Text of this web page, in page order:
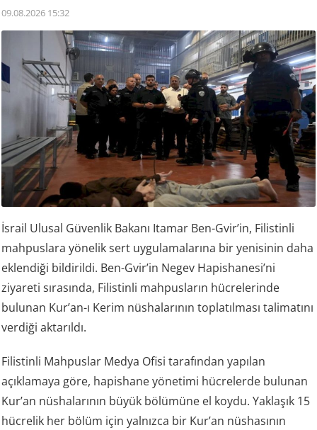
09.08.2026 15:32
İsrail Ulusal Güvenlik Bakanı Itamar Ben-Gvir’in, Filistinli
mahpuslara yönelik sert uygulamalarına bir yenisinin daha
eklendiği bildirildi. Ben-Gvir’in Negev Hapishanesi’ni
ziyareti sırasında, Filistinli mahpusların hücrelerinde
bulunan Kur’an-ı Kerim nüshalarının toplatılması talimatını
verdiği aktarıldı.
Filistinli Mahpuslar Medya Ofisi tarafından yapılan
açıklamaya göre, hapishane yönetimi hücrelerde bulunan
Kur’an nüshalarının büyük bölümüne el koydu. Yaklaşık 15
hücrelik her bölüm için yalnızca bir Kur’an nüshasının